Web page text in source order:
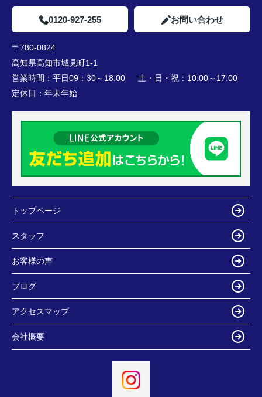
0120-927-255 お問い合わせ
〒780-0824
高知県高知市城見町1-1
営業時間： 平日09：30～18:00 土・日・祝：10:00～17:00
定休日： 年末年始
トップページ
スタッフ
お客様の声
ブログ
アクセスマップ
会社概要